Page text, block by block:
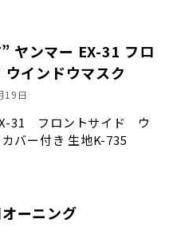
ヤンマー EX-31 フロ
ウインドウマスク
19日
31 フロントサイド ウ
バー付き 生地K-735
ーニング